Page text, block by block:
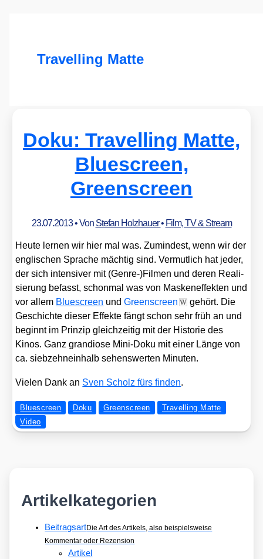
Travelling Matte
Doku: Travelling Matte,
Bluescreen,
Greenscreen
23.07.2013• Von Stefan Holzhauer• Film, TV & Stream
Heu­te ler­nen wir hier mal was. Zumin­dest, wenn wir der
eng­li­schen Spra­che mäch­tig sind. Ver­mut­lich hat jeder,
der sich inten­si­ver mit (Genre-)Filmen und deren Rea­li­
sie­rung befasst, schon­mal was von Mas­ken­ef­fek­ten und
vor allem Blue­screen undGreen­screen
gehört. Die
Geschich­te die­ser Effek­te fängt schon sehr früh an und
beginnt im Prin­zip gleich­zei­tig mit der His­to­rie des
Kinos. Ganz gran­dio­se Mini-Doku mit einer Län­ge von
ca. sieb­zehn­ein­halb sehens­wer­ten Minu­ten.
Vie­len Dank an Sven Scholz fürs fin­den.
Bluescreen Doku Greenscreen
Travelling Matte
Video
Artikelkategorien
BeitragsartDie Art des Artikels, also beispielsweise
Kommentar oder Rezension
Artikel